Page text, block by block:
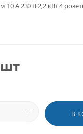
10 А 230 В 2,2 кВт 4
В